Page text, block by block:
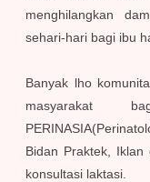
menghilangkan
sehari-hari bagi ibu
Banyak lho
masyarakat
Bidan Praktek,
konsultasi laktasi.